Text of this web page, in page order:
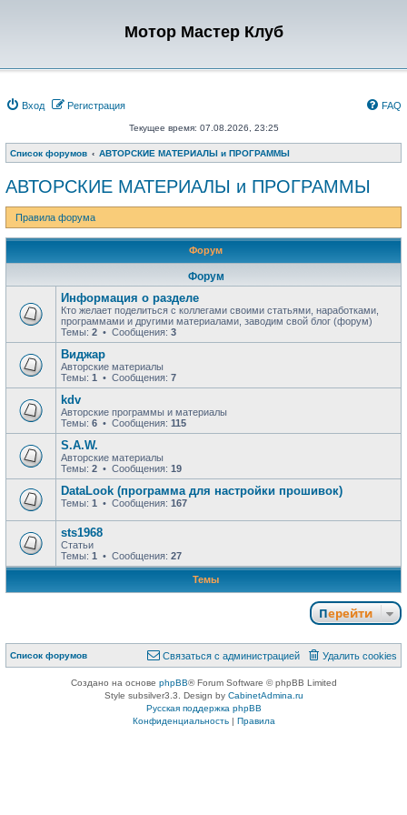
Мотор Мастер Клуб
Вход Регистрация FAQ
Текущее время: 07.08.2026, 23:25
Список форумов АВТОРСКИЕ МАТЕРИАЛЫ и ПРОГРАММЫ
АВТОРСКИЕ МАТЕРИАЛЫ и ПРОГРАММЫ
Правила форума
Форум
Форум
Информация о разделе
Кто желает поделиться с коллегами своими статьями, наработками,
программами и другими материалами, заводим свой блог (форум)
Темы: 2 • Сообщения: 3
Виджар
Авторские материалы
Темы: 1 • Сообщения: 7
kdv
Авторские программы и материалы
Темы: 6 • Сообщения: 115
S.A.W.
Авторские материалы
Темы: 2 • Сообщения: 19
DataLook (программа для настройки прошивок)
Темы: 1 • Сообщения: 167
sts1968
Статьи
Темы: 1 • Сообщения: 27
Темы
Перейти
Список форумов Удалить cookies
Связаться с администрацией
Создано на основе phpBB® Forum Software © phpBB Limited
Style subsilver3.3. Design by CabinetAdmina.ru
Русская поддержка phpBB
Конфиденциальность| Правила